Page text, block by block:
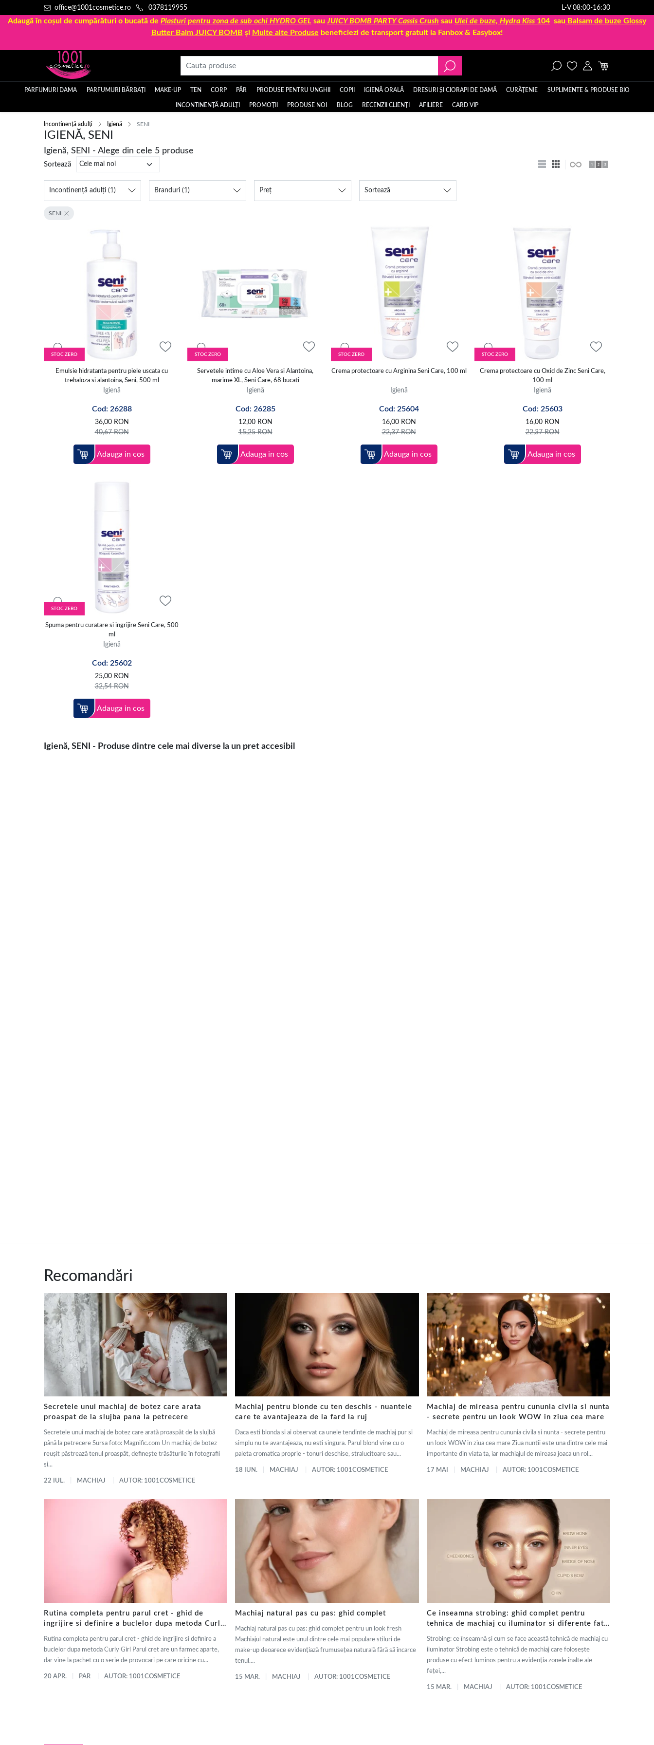
office@1001cosmetice.ro 0378119955 L-V 08:00-16:30
Adaugă în coșul de cumpărături o bucată de Plasturi pentru zona de sub ochi HYDRO GEL sau JUICY BOMB PARTY Cassis Crush sau Ulei de buze, Hydra Kiss 104 sau Balsam de buze Glossy
Butter Balm JUICY BOMB și Multe alte Produse beneficiezi de transport gratuit la Fanbox & Easybox!
PARFUMURI DAMA PARFUMURI BĂRBAȚI MAKE-UP TEN CORP PĂR PRODUSE PENTRU UNGHII COPII IGIENĂ ORALĂ DRESURI ȘI CIORAPI DE DAMĂ CURĂȚENIE SUPLIMENTE & PRODUSE BIO
INCONTINENȚĂ ADULȚI PROMOȚII PRODUSE NOI BLOG RECENZII CLIENȚI AFILIERE CARD VIP
Incontinență adulți Igienă SENI
IGIENĂ, SENI
Igienă, SENI - Alege din cele 5 produse
Sortează
Incontinență adulți (1) Branduri (1) Preț Sortează
SENI
STOC ZERO
Emulsie hidratanta pentru piele uscata cu
trehaloza si alantoina, Seni, 500 ml
Igienă
Cod: 26288
36,00 RON
40,67RON
Adauga in cos
STOC ZERO
Servetele intime cu Aloe Vera si Alantoina,
marime XL, Seni Care, 68 bucati
Igienă
Cod: 26285
12,00 RON
15,25RON
Adauga in cos
STOC ZERO
Crema protectoare cu Arginina Seni Care, 100 ml
Igienă
Cod: 25604
16,00 RON
22,37RON
Adauga in cos
STOC ZERO
Crema protectoare cu Oxid de Zinc Seni Care,
100 ml
Igienă
Cod: 25603
16,00 RON
22,37RON
Adauga in cos
STOC ZERO
Spuma pentru curatare si ingrijire Seni Care, 500
ml
Igienă
Cod: 25602
25,00 RON
32,54RON
Adauga in cos
Igienă, SENI - Produse dintre cele mai diverse la un pret accesibil
Recomandări
Secretele unui machiaj de botez care arata
proaspat de la slujba pana la petrecere
Secretele unui machiaj de botez care arată proaspăt de la slujbă
până la petrecere Sursa foto: Magnific.com Un machiaj de botez
reușit păstrează tenul proaspăt, definește trăsăturile în fotografii
și...
22 IUL. MACHIAJ AUTOR: 1001COSMETICE
Machiaj pentru blonde cu ten deschis - nuantele
care te avantajeaza de la fard la ruj
Daca esti blonda si ai observat ca unele tendinte de machiaj pur si
simplu nu te avantajeaza, nu esti singura. Parul blond vine cu o
paleta cromatica proprie - tonuri deschise, stralucitoare sau...
18 IUN. MACHIAJ AUTOR: 1001COSMETICE
Machiaj de mireasa pentru cununia civila si nunta
- secrete pentru un look WOW in ziua cea mare
Machiaj de mireasa pentru cununia civila si nunta - secrete pentru
un look WOW in ziua cea mare Ziua nuntii este una dintre cele mai
importante din viata ta, iar machiajul de mireasa joaca un rol...
17 MAI MACHIAJ AUTOR: 1001COSMETICE
Rutina completa pentru parul cret - ghid de
ingrijire si definire a buclelor dupa metoda Curly
Rutina completa pentru parul cret - ghid de ingrijire si definire a
buclelor dupa metoda Curly Girl Parul cret are un farmec aparte,
dar vine la pachet cu o serie de provocari pe care oricine cu...
20 APR. PAR AUTOR: 1001COSMETICE
Machiaj natural pas cu pas: ghid complet
Machiaj natural pas cu pas: ghid complet pentru un look fresh
Machiajul natural este unul dintre cele mai populare stiluri de
make-up deoarece evidențiază frumusețea naturală fără să încarce
tenul....
15 MAR. MACHIAJ AUTOR: 1001COSMETICE
Ce inseamna strobing: ghid complet pentru
tehnica de machiaj cu iluminator si diferente fata
Strobing: ce înseamnă și cum se face această tehnică de machiaj cu
iluminator Strobing este o tehnică de machiaj care folosește
produse cu efect luminos pentru a evidenția zonele înalte ale
feței,...
15 MAR. MACHIAJ AUTOR: 1001COSMETICE